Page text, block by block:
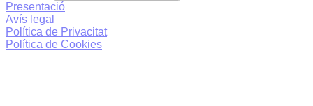
Presentació
Avís legal
Política de Privacitat
Política de Cookies